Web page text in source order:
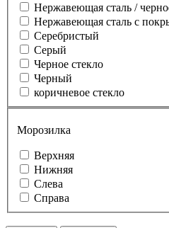
Нержавеющая сталь /
Нержавеющая сталь с
Серебристый
Серый
Черное стекло
Черный
коричневое стекло
Морозилка
Верхняя
Нижняя
Слева
Справа